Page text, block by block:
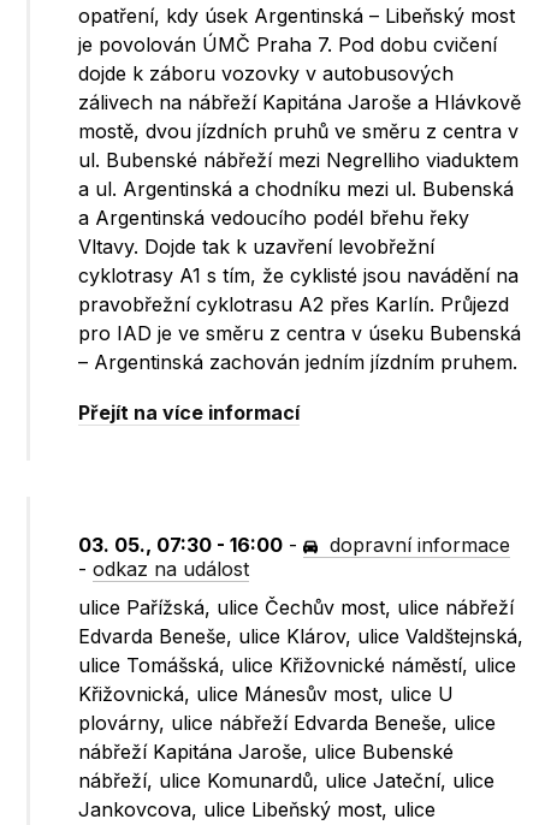
opatření, kdy úsek Argentinská – Libeňský most
je povolován ÚMČ Praha 7. Pod dobu cvičení
dojde k záboru vozovky v autobusových
zálivech na nábřeží Kapitána Jaroše a Hlávkově
mostě, dvou jízdních pruhů ve směru z centra v
ul. Bubenské nábřeží mezi Negrelliho viaduktem
a ul. Argentinská a chodníku mezi ul. Bubenská
a Argentinská vedoucího podél břehu řeky
Vltavy. Dojde tak k uzavření levobřežní
cyklotrasy A1 s tím, že cyklisté jsou navádění na
pravobřežní cyklotrasu A2 přes Karlín. Průjezd
pro IAD je ve směru z centra v úseku Bubenská
– Argentinská zachován jedním jízdním pruhem.
Přejít na více informací
03. 05., 07:30 - 16:00 -
dopravní informace
-odkaz na událost
ulice Pařížská, ulice Čechův most, ulice nábřeží
Edvarda Beneše, ulice Klárov, ulice Valdštejnská,
ulice Tomášská, ulice Křižovnické náměstí, ulice
Křižovnická, ulice Mánesův most, ulice U
plovárny, ulice nábřeží Edvarda Beneše, ulice
nábřeží Kapitána Jaroše, ulice Bubenské
nábřeží, ulice Komunardů, ulice Jateční, ulice
Jankovcova, ulice Libeňský most, ulice